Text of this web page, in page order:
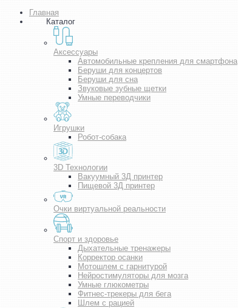
Главная
Каталог
Аксессуары
Автомобильные крепления для смартфона
Беруши для концертов
Беруши для сна
Звуковые зубные щетки
Умные переводчики
Игрушки
Робот-собака
3D Технологии
Вакуумный 3Д принтер
Пищевой 3Д принтер
Очки виртуальной реальности
Спорт и здоровье
Дыхательные тренажеры
Корректор осанки
Мотошлем с гарнитурой
Нейростимуляторы для мозга
Умные глюкометры
Фитнес-трекеры для бега
Шлем с рацией